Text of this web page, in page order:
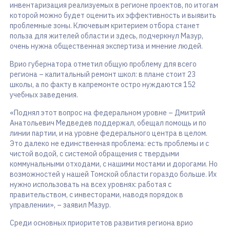
инвентаризация реализуемых в регионе проектов, по итогам
которой можно будет оценить их эффективность и выявить
проблемные зоны. Ключевым критерием отбора станет
польза для жителей области и здесь, подчеркнул Мазур,
очень нужна общественная экспертиза и мнение людей.
Врио губернатора отметил общую проблему для всего
региона – капитальный ремонт школ: в плане стоит 23
школы, а по факту в капремонте остро нуждаются 152
учебных заведения.
«Поднял этот вопрос на федеральном уровне – Дмитрий
Анатольевич Медведев поддержал, обещал помощь и по
линии партии, и на уровне федерального центра в целом.
Это далеко не единственная проблема: есть проблемы и с
чистой водой, с системой обращения с твердыми
коммунальными отходами, с нашими мостами и дорогами. Но
возможностей у нашей Томской области гораздо больше. Их
нужно использовать на всех уровнях: работая с
правительством, с инвесторами, наводя порядок в
управлении», – заявил Мазур.
Среди основных приоритетов развития региона врио